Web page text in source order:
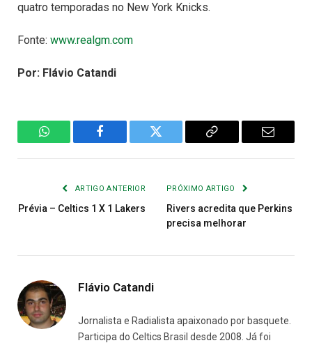
quatro temporadas no New York Knicks.
Fonte: www.realgm.com
Por: Flávio Catandi
WhatsAppFacebook Twitter
Copiar
E-
ARTIGO ANTERIOR
Prévia – Celtics 1 X 1 Lakers
PRÓXIMO ARTIGO
Rivers acredita que Perkins
precisa melhorar
Flávio Catandi
Jornalista e Radialista apaixonado por basquete.
Participa do Celtics Brasil desde 2008. Já foi